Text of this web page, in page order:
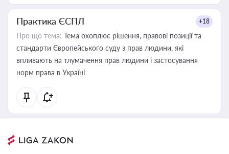
Практика ЄСПЛ +18
Про що тема: Тема охоплює рішення, правові позиції та
стандарти Європейського суду з прав людини, які
впливають на тлумачення прав людини і застосування
норм права в Україні